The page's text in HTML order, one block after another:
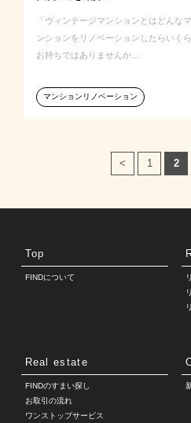
「ヴィンテージマンションとはどんな
ンションをリノベーションしたらいくらかかるん
お持ちではありませんか…
マンションリノベーション
< 1 2
Top
FINDについて
Real estate
FINDのすまい探し
お取引の流れ
ワンストップサービス